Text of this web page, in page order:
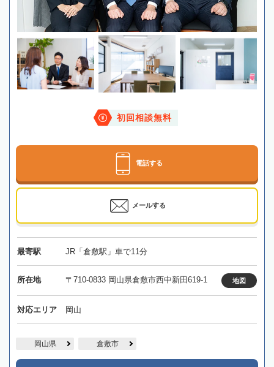
初回相談無料
電話する
メールする
最寄駅 JR「倉敷駅」車で11分
所在地 〒710-0833 岡山県倉敷市西中新田619-1 地図
対応エリア 岡山
岡山県 倉敷市